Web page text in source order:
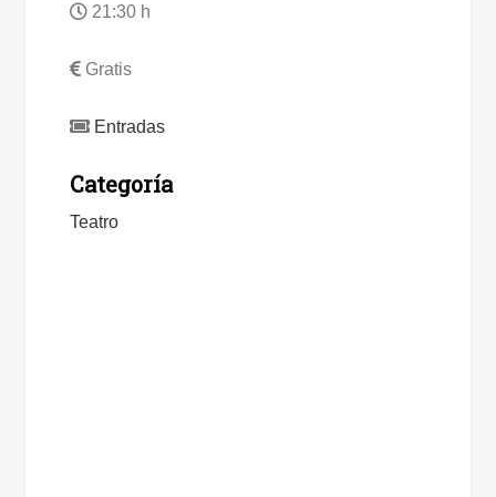
21:30 h
Gratis
Entradas
Categoría
Teatro